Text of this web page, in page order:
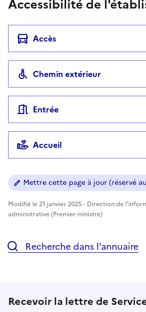
Accessibilité de
Accès
Chemin extérieur
Entrée
Accueil
Mettre cette page à jour (réservé
Modifié le 21 janvier 2025 - Direction de
administrative (Premier ministre)
Recherche dans l’annuaire
Recevoir la lettre de